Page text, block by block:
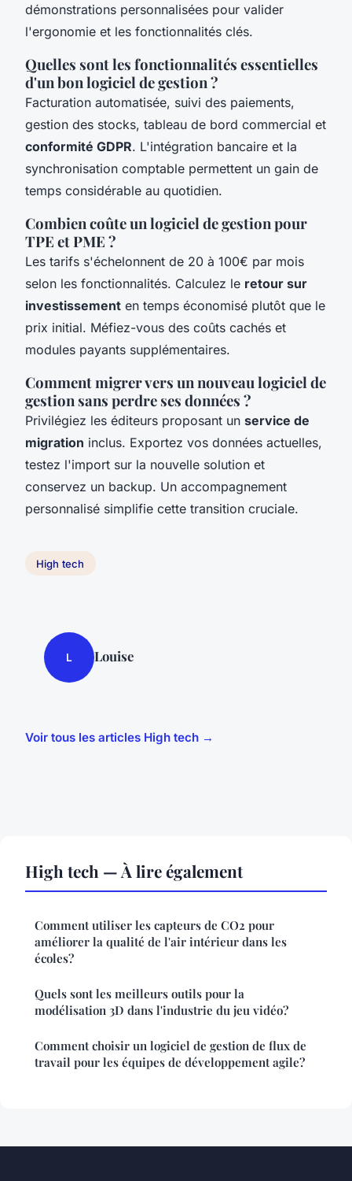
démonstrations personnalisées pour valider
l'ergonomie et les fonctionnalités clés.
Quelles sont les fonctionnalités essentielles
d'un bon logiciel de gestion ?
Facturation automatisée, suivi des paiements,
gestion des stocks, tableau de bord commercial et
conformité GDPR. L'intégration bancaire et la
synchronisation comptable permettent un gain de
temps considérable au quotidien.
Combien coûte un logiciel de gestion pour
TPE et PME ?
Les tarifs s'échelonnent de 20 à 100€ par mois
selon les fonctionnalités. Calculez le retour sur
investissement en temps économisé plutôt que le
prix initial. Méfiez-vous des coûts cachés et
modules payants supplémentaires.
Comment migrer vers un nouveau logiciel de
gestion sans perdre ses données ?
Privilégiez les éditeurs proposant un service de
migration inclus. Exportez vos données actuelles,
testez l'import sur la nouvelle solution et
conservez un backup. Un accompagnement
personnalisé simplifie cette transition cruciale.
High tech
L Louise
Voir tous les articles High tech →
High tech — À lire également
Comment utiliser les capteurs de CO2 pour
améliorer la qualité de l'air intérieur dans les
écoles?
Quels sont les meilleurs outils pour la
modélisation 3D dans l'industrie du jeu vidéo?
Comment choisir un logiciel de gestion de flux de
travail pour les équipes de développement agile?